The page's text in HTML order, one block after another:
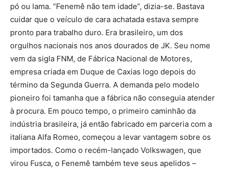
pó ou lama. “Fenemê não tem idade”, dizia-se. Bastava
cuidar que o veículo de cara achatada estava sempre
pronto para trabalho duro. Era brasileiro, um dos
orgulhos nacionais nos anos dourados de JK. Seu nome
vem da sigla FNM, de Fábrica Nacional de Motores,
empresa criada em Duque de Caxias logo depois do
término da Segunda Guerra. A demanda pelo modelo
pioneiro foi tamanha que a fábrica não conseguia atender
à procura. Em pouco tempo, o primeiro caminhão da
indústria brasileira, já então fabricado em parceria com a
italiana Alfa Romeo, começou a levar vantagem sobre os
importados. Como o recém-lançado Volkswagen, que
virou Fusca, o Fenemê também teve seus apelidos –